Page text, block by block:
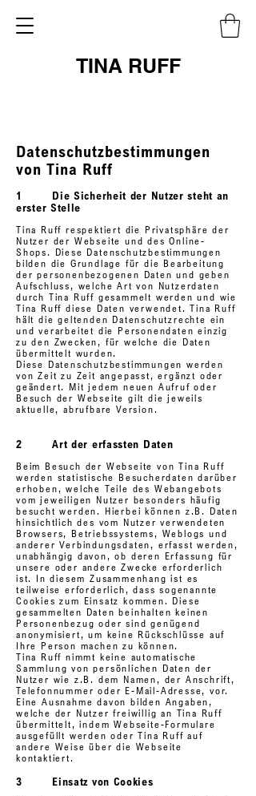
TINA RUFF
Datenschutzbestimmungen
von Tina Ruff
1 Die Sicherheit der Nutzer steht an
erster Stelle
Tina Ruff respektiert die Privatsphäre der
Nutzer der Webseite und des Online-
Shops. Diese Datenschutzbestimmungen
bilden die Grundlage für die Bearbeitung
der personenbezogenen Daten und geben
Aufschluss, welche Art von Nutzerdaten
durch Tina Ruff gesammelt werden und wie
Tina Ruff diese Daten verwendet. Tina Ruff
hält die geltenden Datenschutzrechte ein
und verarbeitet die Personendaten einzig
zu den Zwecken, für welche die Daten
übermittelt wurden.
Diese Datenschutzbestimmungen werden
von Zeit zu Zeit angepasst, ergänzt oder
geändert. Mit jedem neuen Aufruf oder
Besuch der Webseite gilt die jeweils
aktuelle, abrufbare Version.
2 Art der erfassten Daten
Beim Besuch der Webseite von Tina Ruff
werden statistische Besucherdaten darüber
erhoben, welche Teile des Webangebots
vom jeweiligen Nutzer besonders häufig
besucht werden. Hierbei können z.B. Daten
hinsichtlich des vom Nutzer verwendeten
Browsers, Betriebssystems, Weblogs und
anderer Verbindungsdaten, erfasst werden,
unabhängig davon, ob deren Erfassung für
unsere oder andere Zwecke erforderlich
ist. In diesem Zusammenhang ist es
teilweise erforderlich, dass sogenannte
Cookies zum Einsatz kommen. Diese
gesammelten Daten beinhalten keinen
Personenbezug oder sind genügend
anonymisiert, um keine Rückschlüsse auf
Ihre Person machen zu können.
Tina Ruff nimmt keine automatische
Sammlung von persönlichen Daten der
Nutzer wie z.B. dem Namen, der Anschrift,
Telefonnummer oder E-Mail-Adresse, vor.
Eine Ausnahme davon bilden Angaben,
welche der Nutzer freiwillig an Tina Ruff
übermittelt, indem Webseite-Formulare
ausgefüllt werden oder Tina Ruff auf
andere Weise über die Webseite
kontaktiert.
3 Einsatz von Cookies